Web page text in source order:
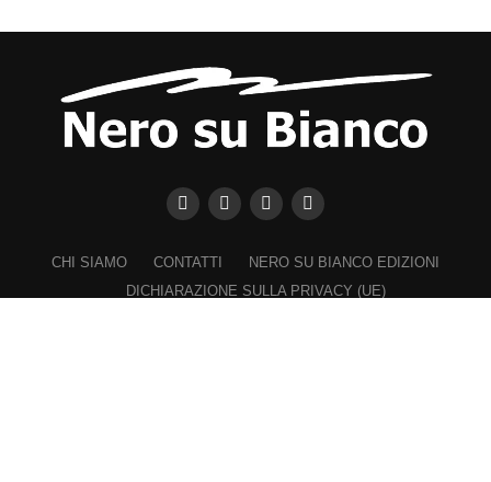
CHI SIAMO CONTATTI
NERO SU BIANCO EDIZIONI
DICHIARAZIONE SULLA PRIVACY (UE)